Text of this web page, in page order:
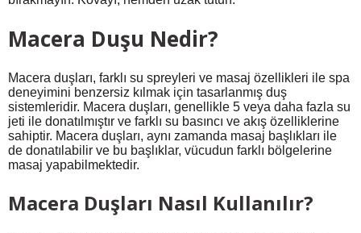
Macera Duşu Nedir?
Macera duşları, farklı su spreyleri ve masaj özellikleri ile spa
deneyimini benzersiz kılmak için tasarlanmış duş
sistemleridir. Macera duşları, genellikle 5 veya daha fazla su
jeti ile donatılmıştır ve farklı su basıncı ve akış özelliklerine
sahiptir. Macera duşları, aynı zamanda masaj başlıkları ile
de donatılabilir ve bu başlıklar, vücudun farklı bölgelerine
masaj yapabilmektedir.
Macera Duşları Nasıl Kullanılır?